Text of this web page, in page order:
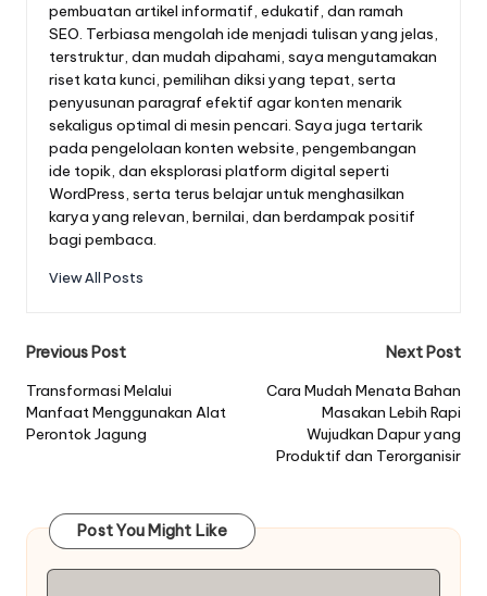
pembuatan artikel informatif, edukatif, dan ramah
SEO. Terbiasa mengolah ide menjadi tulisan yang jelas,
terstruktur, dan mudah dipahami, saya mengutamakan
riset kata kunci, pemilihan diksi yang tepat, serta
penyusunan paragraf efektif agar konten menarik
sekaligus optimal di mesin pencari. Saya juga tertarik
pada pengelolaan konten website, pengembangan
ide topik, dan eksplorasi platform digital seperti
WordPress, serta terus belajar untuk menghasilkan
karya yang relevan, bernilai, dan berdampak positif
bagi pembaca.
View All Posts
Post
navigation
Previous Post
Transformasi Melalui
Manfaat Menggunakan Alat
Perontok Jagung
Next Post
Cara Mudah Menata Bahan
Masakan Lebih Rapi
Wujudkan Dapur yang
Produktif dan Terorganisir
Post You Might Like